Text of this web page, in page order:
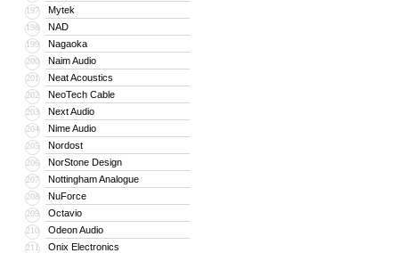
197 Mytek
198 NAD
199 Nagaoka
200 Naim Audio
201 Neat Acoustics
202 NeoTech Cable
203 Next Audio
204 Nime Audio
205 Nordost
206 NorStone Design
207 Nottingham Analogue
208 NuForce
209 Octavio
210 Odeon Audio
211 Onix Electronics